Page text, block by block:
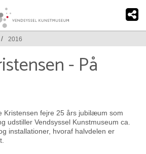
/ 2016
- På
Kristensen fejre 25 års jubilæum som
udstiller Vendsyssel Kunstmuseum ca.
installationer, hvoraf halvdelen er